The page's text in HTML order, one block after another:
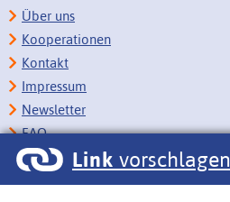
Link vorschlagen
Über uns
Kooperationen
Kontakt
Impressum
Newsletter
FAQ
Copyright